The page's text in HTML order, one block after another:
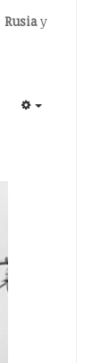
Rusiay